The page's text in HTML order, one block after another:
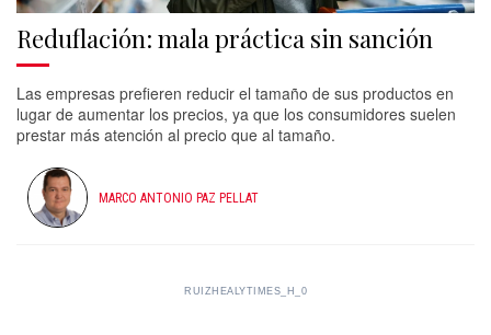
Reduflación: mala práctica sin sanción
Las empresas prefieren reducir el tamaño de sus productos en
lugar de aumentar los precios, ya que los consumidores suelen
prestar más atención al precio que al tamaño.
MARCO ANTONIO PAZ PELLAT
RUIZHEALYTIMES_H_0